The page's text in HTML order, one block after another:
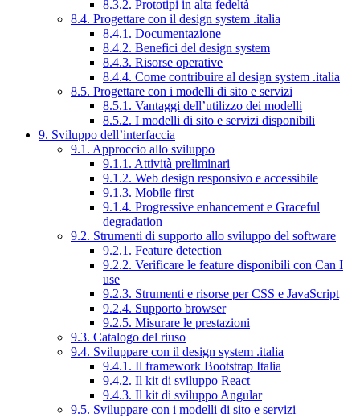
8.3.2. Prototipi in alta fedeltà
8.4. Progettare con il design system .italia
8.4.1. Documentazione
8.4.2. Benefici del design system
8.4.3. Risorse operative
8.4.4. Come contribuire al design system .italia
8.5. Progettare con i modelli di sito e servizi
8.5.1. Vantaggi dell’utilizzo dei modelli
8.5.2. I modelli di sito e servizi disponibili
9. Sviluppo dell’interfaccia
9.1. Approccio allo sviluppo
9.1.1. Attività preliminari
9.1.2. Web design responsivo e accessibile
9.1.3. Mobile first
9.1.4. Progressive enhancement e Graceful
degradation
9.2. Strumenti di supporto allo sviluppo del software
9.2.1. Feature detection
9.2.2. Verificare le feature disponibili con Can I
use
9.2.3. Strumenti e risorse per CSS e JavaScript
9.2.4. Supporto browser
9.2.5. Misurare le prestazioni
9.3. Catalogo del riuso
9.4. Sviluppare con il design system .italia
9.4.1. Il framework Bootstrap Italia
9.4.2. Il kit di sviluppo React
9.4.3. Il kit di sviluppo Angular
9.5. Sviluppare con i modelli di sito e servizi